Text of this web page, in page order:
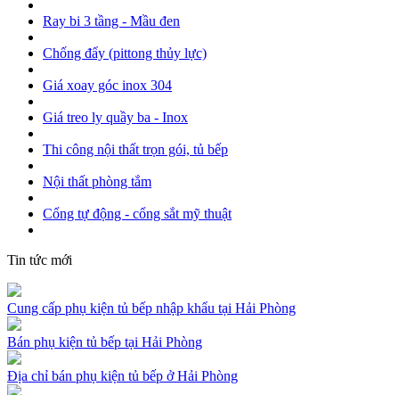
Ray bi 3 tầng - Mầu đen
Chống đẩy (pittong thủy lực)
Giá xoay góc inox 304
Giá treo ly quầy ba - Inox
Thi công nội thất trọn gói, tủ bếp
Nội thất phòng tắm
Cổng tự động - cổng sắt mỹ thuật
Tin tức mới
Cung cấp phụ kiện tủ bếp nhập khẩu tại Hải Phòng
Bán phụ kiện tủ bếp tại Hải Phòng
Địa chỉ bán phụ kiện tủ bếp ở Hải Phòng